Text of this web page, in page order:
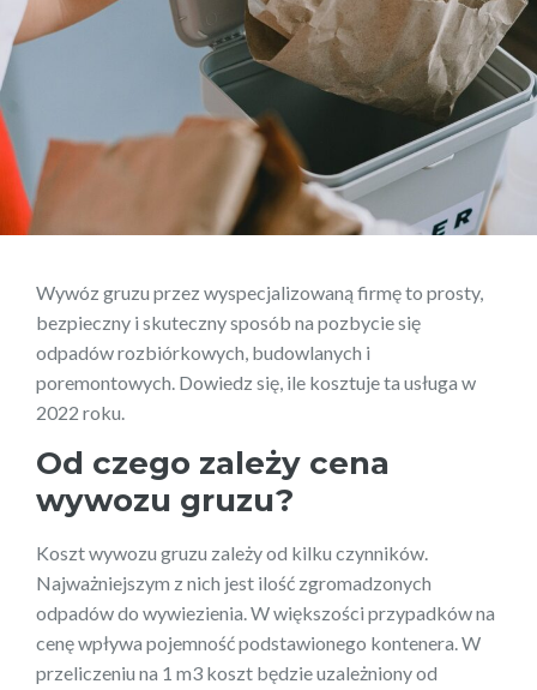
Wywóz gruzu przez wyspecjalizowaną firmę to prosty,
bezpieczny i skuteczny sposób na pozbycie się
odpadów rozbiórkowych, budowlanych i
poremontowych. Dowiedz się, ile kosztuje ta usługa w
2022 roku.
Od czego zależy cena
wywozu gruzu?
Koszt wywozu gruzu zależy od kilku czynników.
Najważniejszym z nich jest ilość zgromadzonych
odpadów do wywiezienia. W większości przypadków na
cenę wpływa pojemność podstawionego kontenera. W
przeliczeniu na 1 m3 koszt będzie uzależniony od